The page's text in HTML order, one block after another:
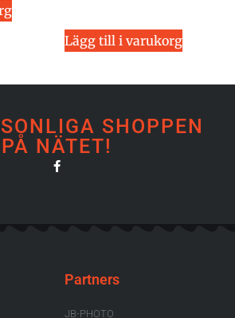
Lägg till i varukorg
SHOPPEN
PÅ NÄTET!
Partners
JB-PHOTO